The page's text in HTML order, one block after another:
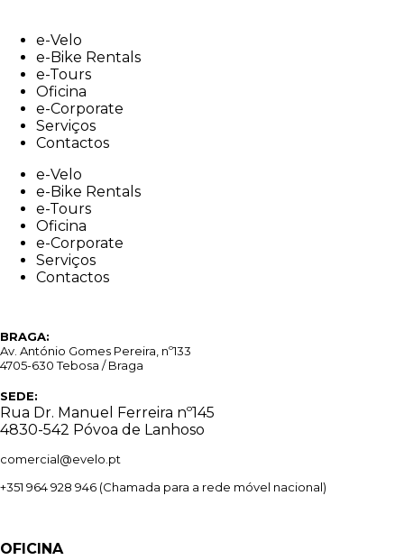
contente-Velo
e-Bike Rentals
e-Tours
Oficina
e-Corporate
Serviços
Contactos
e-Velo
e-Bike Rentals
e-Tours
Oficina
e-Corporate
Serviços
Contactos
BRAGA:
Av. António Gomes Pereira, nº133
4705-630 Tebosa / Braga
SEDE:
Rua Dr. Manuel Ferreira nº145
4830-542 Póvoa de Lanhoso
comercial@evelo.pt
+351 964 928 946 (Chamada para a rede móvel nacional)
OFICINA